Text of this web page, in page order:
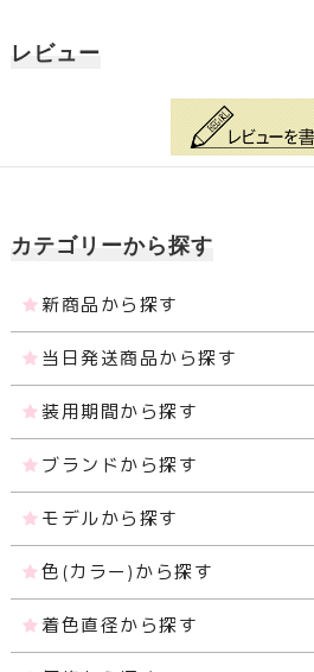
レビュー
カテゴリーから探す
新商品から探す
当日発送商品から探す
装用期間から探す
ブランドから探す
モデルから探す
色(カラー)から探す
着色直径から探す